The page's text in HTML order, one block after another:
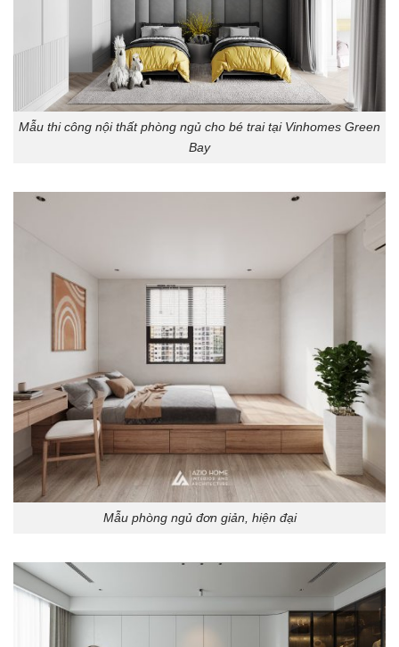
Mẫu thi công nội thất phòng ngủ cho bé trai tại Vinhomes Green
Bay
Mẫu phòng ngủ đơn giản, hiện đại